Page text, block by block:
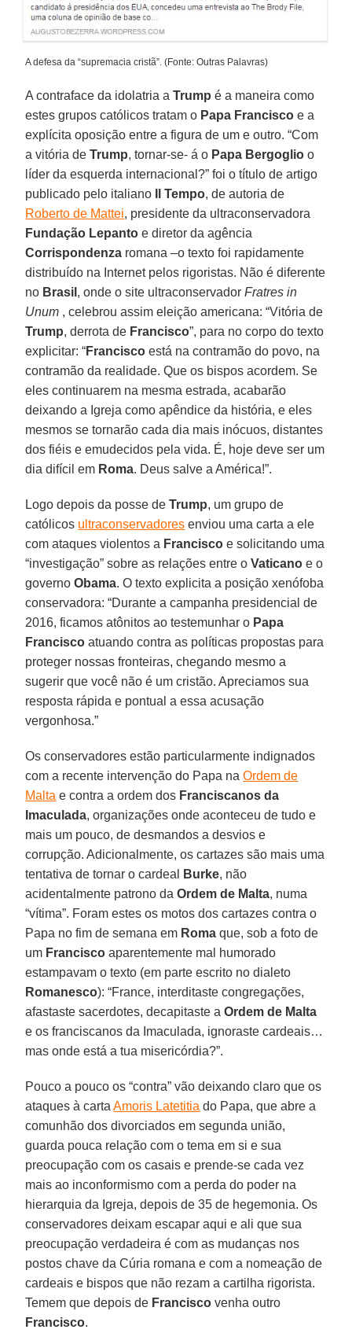
A defesa da “supremacia cristã”. (Fonte: Outras Palavras)
A contraface da idolatria aTrump é a maneira como
estes grupos católicos tratam o Papa Francisco e a
explícita oposição entre a figura de um e outro. “Com
a vitória deTrump, tornar-se- á o Papa Bergoglio o
líder da esquerda internacional?” foi o título de artigo
publicado pelo italiano
Il Tempo, de autoria de
Roberto de Mattei, presidente da ultraconservadora
Fundação Lepanto e diretor da agência
Corrispondenza romana –o texto foi rapidamente
distribuído na Internet pelos rigoristas. Não é diferente
no Brasil , onde o site ultraconservadorFratres in
Unum , celebrou assim eleição americana: “Vitória de
Trump, derrota de Francisco”, para no corpo do texto
explicitar: “Francisco está na contramão do povo, na
contramão da realidade. Que os bispos acordem. Se
eles continuarem na mesma estrada, acabarão
deixando a Igreja como apêndice da história, e eles
mesmos se tornarão cada dia mais inócuos, distantes
dos fiéis e emudecidos pela vida. É, hoje deve ser um
dia difícil em Roma. Deus salve a América!”.
Logo depois da posse deTrump, um grupo de
católicos ultraconservadores enviou uma carta a ele
com ataques violentos a Francisco e solicitando uma
“investigação” sobre as relações entre oVaticano e o
governoObama. O texto explicita a posição xenófoba
conservadora: “Durante a campanha presidencial de
2016, ficamos atônitos ao testemunhar o Papa
Francisco atuando contra as políticas propostas para
proteger nossas fronteiras, chegando mesmo a
sugerir que você não é um cristão. Apreciamos sua
resposta rápida e pontual a essa acusação
vergonhosa.”
Os conservadores estão particularmente indignados
com a recente intervenção do Papa naOrdem de
Malta e contra a ordem dos Franciscanos da
Imaculada, organizações onde aconteceu de tudo e
mais um pouco, de desmandos a desvios e
corrupção. Adicionalmente, os cartazes são mais uma
tentativa de tornar o cardeal
Burke, não
acidentalmente patrono daOrdem de Malta, numa
“vítima”. Foram estes os motos dos cartazes contra o
Papa no fim de semana em Roma que, sob a foto de
um Francisco aparentemente mal humorado
estampavam o texto (em parte escrito no dialeto
Romanesco): “France, interditaste congregações,
afastaste sacerdotes, decapitaste aOrdem de Malta
e os franciscanos da Imaculada, ignoraste cardeais…
mas onde está a tua misericórdia?”.
Pouco a pouco os “contra” vão deixando claro que os
ataques à cartaAmoris Latetitia do Papa, que abre a
comunhão dos divorciados em segunda união,
guarda pouca relação com o tema em si e sua
preocupação com os casais e prende-se cada vez
mais ao inconformismo com a perda do poder na
hierarquia da Igreja, depois de 35 de hegemonia. Os
conservadores deixam escapar aqui e ali que sua
preocupação verdadeira é com as mudanças nos
postos chave da Cúria romana e com a nomeação de
cardeais e bispos que não rezam a cartilha rigorista.
Temem que depois de Francisco venha outro
Francisco.